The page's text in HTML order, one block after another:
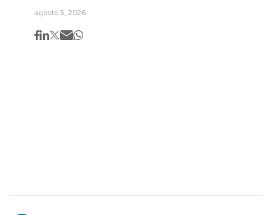
agosto 5, 2026